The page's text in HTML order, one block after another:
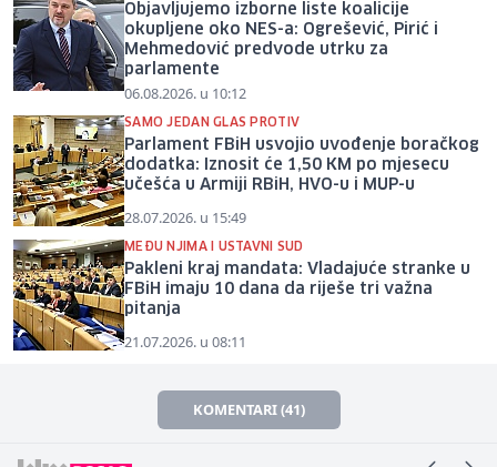
Objavljujemo izborne liste koalicije
okupljene oko NES-a: Ogrešević, Pirić i
Mehmedović predvode utrku za
parlamente
06.08.2026. u 10:12
SAMO JEDAN GLAS PROTIV
Parlament FBiH usvojio uvođenje boračkog
dodatka: Iznosit će 1,50 KM po mjesecu
učešća u Armiji RBiH, HVO-u i MUP-u
28.07.2026. u 15:49
MEĐU NJIMA I USTAVNI SUD
Pakleni kraj mandata: Vladajuće stranke u
FBiH imaju 10 dana da riješe tri važna
pitanja
21.07.2026. u 08:11
KOMENTARI (41)